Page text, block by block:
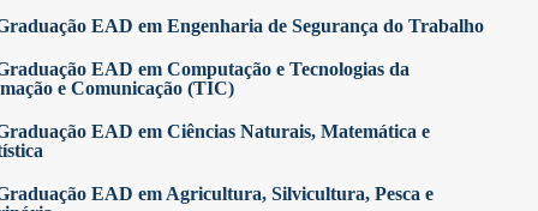
EAD em Engenharia de Segurança do Trabalho
EAD em Computação e Tecnologias da
e Comunicação (TIC)
EAD em Ciências Naturais, Matemática e
EAD em Agricultura, Silvicultura, Pesca e